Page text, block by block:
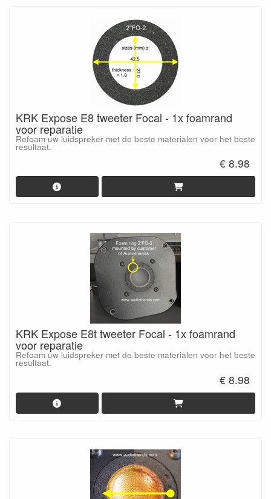
KRK Expose E8 tweeter Focal - 1x foamrand
voor reparatie
Refoam uw luidspreker met de beste materialen voor het beste
resultaat.
€ 8.98
KRK Expose E8t tweeter Focal - 1x foamrand
voor reparatie
Refoam uw luidspreker met de beste materialen voor het beste
resultaat.
€ 8.98